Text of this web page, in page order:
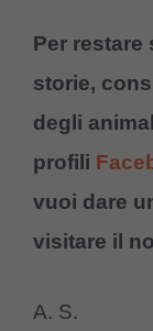
Per restare
storie,
degli
profili
vuoi dare
visitare il
A. S.